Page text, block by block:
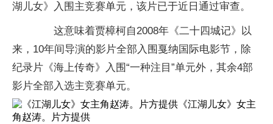
湖儿女》入围主竞赛单元，该片已于近日通过审查。
这意味着贾樟柯自2008年《二十四城记》以
来，10年间导演的影片全部入围戛纳国际电影节，除
纪录片《海上传奇》入围“一种注目”单元外，其余4部
影片全部入选主竞赛单元。
《江湖儿女》女主
角赵涛。片方提供